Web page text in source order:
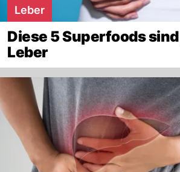
Leber
Diese 5 Superfoods
Leber